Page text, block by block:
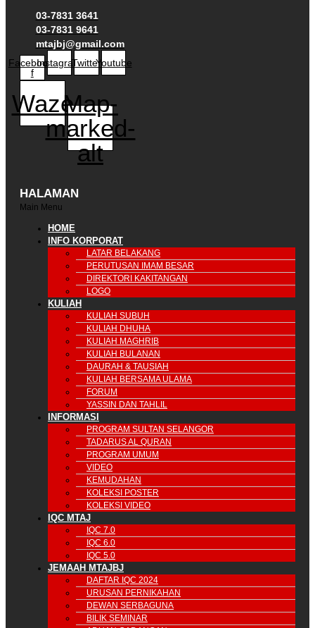
03-7831 3641
03-7831 9641
mtajbj@gmail.com
Facebook-
f
InstagramTwitterYoutube
WazeMap-
marked-
alt
HALAMAN
Main Menu
HOME
INFO KORPORAT
LATAR BELAKANG
PERUTUSAN IMAM BESAR
DIREKTORI KAKITANGAN
LOGO
KULIAH
KULIAH SUBUH
KULIAH DHUHA
KULIAH MAGHRIB
KULIAH BULANAN
DAURAH & TAUSIAH
KULIAH BERSAMA ULAMA
FORUM
YASSIN DAN TAHLIL
INFORMASI
PROGRAM SULTAN SELANGOR
TADARUS AL QURAN
PROGRAM UMUM
VIDEO
KEMUDAHAN
KOLEKSI POSTER
KOLEKSI VIDEO
IQC MTAJ
IQC 7.0
IQC 6.0
IQC 5.0
JEMAAH MTAJBJ
DAFTAR IQC 2024
URUSAN PERNIKAHAN
DEWAN SERBAGUNA
BILIK SEMINAR